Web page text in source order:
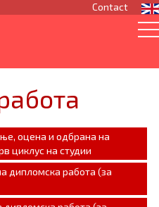
Contact
оцена и одбрана на
циклус на студии
дипломска работа (за